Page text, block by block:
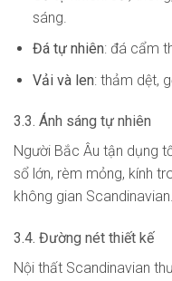
sáng.
Đá tự nhiên: đá cẩm
Vải và len: thảm dệt,
3.3. Ánh sáng tự nhiên
Người Bắc Âu tận dụng
sổ lớn, rèm mỏng, kính
không gian Scandinavian.
3.4. Đường nét thiết kế
Nội thất Scandinavian